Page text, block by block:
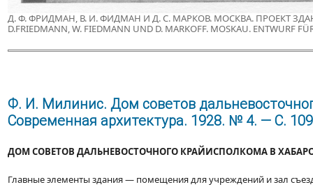
Д. Ф. ФРИДМАН, В. И. ФИДМАН И Д. С. МАРКОВ. МОСКВА. ПРОЕКТ
D.FRIEDMANN, W. FIEDMANN UND D. MARKOFF. MOSKAU. ENTWURF
Ф. И. Милинис. Дом советов
Современная архитектура. 1928. № 4. — С.
ДОМ СОВЕТОВ ДАЛЬНЕВОСТОЧНОГО КРАЙИСПОЛКОМА В
Главные элементы здания — помещения для учреждений и зал